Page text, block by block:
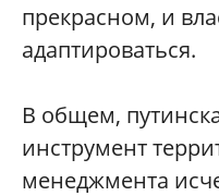
прекрасном, и
адаптироваться.
В общем,
инструмент
менеджмента